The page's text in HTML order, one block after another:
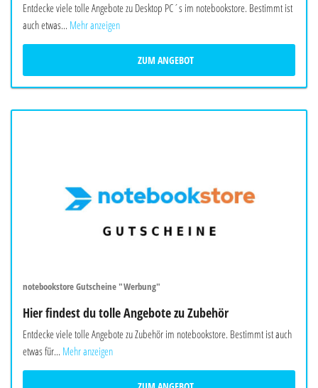
Entdecke viele tolle Angebote zu Desktop PC´s im notebookstore. Bestimmt ist
auch etwas... Mehr anzeigen
ZUM ANGEBOT
notebookstore Gutscheine "Werbung"
Hier findest du tolle Angebote zu Zubehör
Entdecke viele tolle Angebote zu Zubehör im notebookstore. Bestimmt ist auch
etwas für... Mehr anzeigen